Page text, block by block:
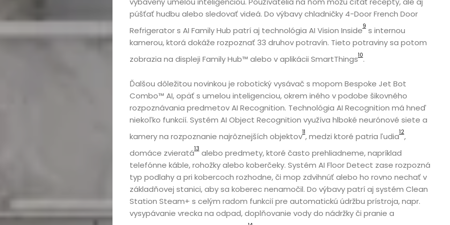
púšťať hudbu alebo sledovať videá. Do výbavy chladničky 4-Door French Door
Refrigerator s AI Family Hub patrí aj technológia AI Vision Inside9s internou
kamerou, ktorá dokáže rozpoznať 33 druhov potravín. Tieto potraviny sa potom
zobrazia na displeji Family Hub™ alebo v aplikácii SmartThings10.
Ďalšou dôležitou novinkou je robotický vysávač s mopom Bespoke Jet Bot
Combo™ AI, opäť s umelou inteligenciou, okrem iného v podobe šikovného
rozpoznávania predmetov AI Recognition. Technológia AI Recognition má hneď
niekoľko funkcií. Systém AI Object Recognition využíva hlboké neurónové siete a
kamery na rozpoznanie najrôznejších objektov11, medzi ktoré patria ľudia12,
domáce zvieratá13alebo predmety, ktoré často prehliadneme, napríklad
telefónne káble, rohožky alebo koberčeky. Systém AI Floor Detect zase rozpozná
typ podlahy a pri kobercoch rozhodne, či mop zdvihnúť alebo ho rovno nechať v
základňovej stanici, aby sa koberec nenamočil. Do výbavy patrí aj systém Clean
Station Steam+ s celým radom funkcií pre automatickú údržbu prístroja, napr.
vysypávanie vrecka na odpad, doplňovanie vody do nádržky či pranie a